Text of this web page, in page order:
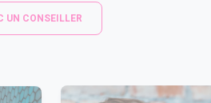
UN CONSEILLER